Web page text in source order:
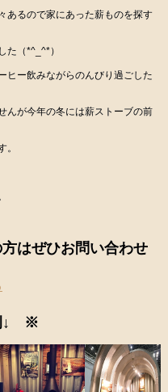
あるので家にあった薪ものを探す
た（*^_^*）
ヒー飲みながらのんびり過ごした
んが今年の冬には薪ストーブの前
。
はぜひお問い合わせ
↓ ※